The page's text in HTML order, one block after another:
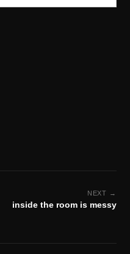
NEXT →
inside the room is messy